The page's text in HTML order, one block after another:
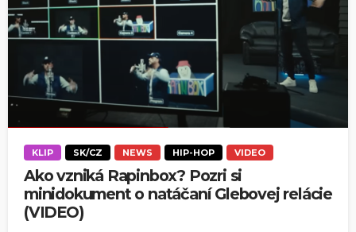
KLIP SK/CZ NEWS HIP-HOP VIDEO
Ako vzniká Rapinbox? Pozri si
minidokument o natáčaní Glebovej relácie
(VIDEO)